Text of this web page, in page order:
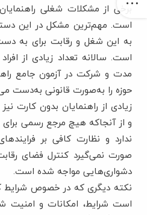
برخی از مشکلات شغلی
است. مهم‌ترین مشکل در این دسته
به این شغل و رقابت برای به
است. سالانه تعداد زیادی از
مدت و شرکت در آزمون جامع
حوزه را به‌صورت قانونی به‌دست
زیادی از راهنمایان بدون کارت
و از آنجاکه هیچ مرجع رسمی برای
ندارد و نظارت کافی بر
صورت نمی‌گیرد کنترل فضای
دشواری‌هایی مواجه شده است.
نکته دیگری که در خصوص شرایط
است شرایط، امکانات و امنیت